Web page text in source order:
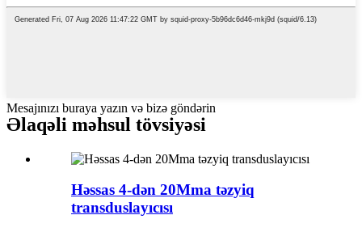
Mesajınızı buraya yazın və bizə göndərin
Əlaqəli məhsul tövsiyəsi
Həssas 4-dən 20Mma təzyiq
transduslayıcısı